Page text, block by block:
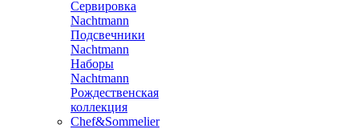
Сервировка
Nachtmann
Подсвечники
Nachtmann
Наборы
Nachtmann
Рождественская
коллекция
Chef&Sommelier